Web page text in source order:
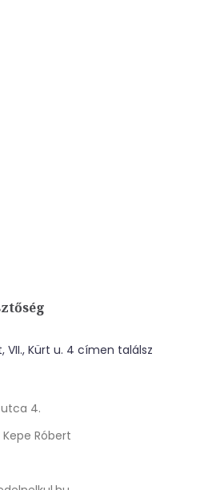
VII., Kürt u. 4 címen találsz
utca 4.
Róbert